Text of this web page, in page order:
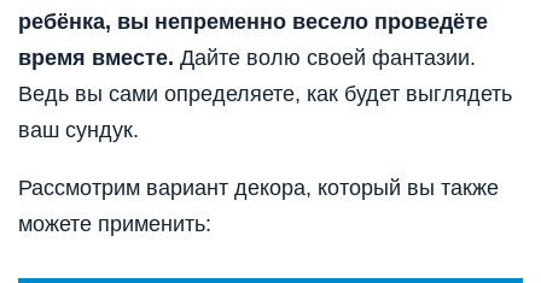
ребёнка, вы непременно весело проведёте
время вместе. Дайте волю своей фантазии.
Ведь вы сами определяете, как будет выглядеть
ваш сундук.
Рассмотрим вариант декора, который вы также
можете применить: